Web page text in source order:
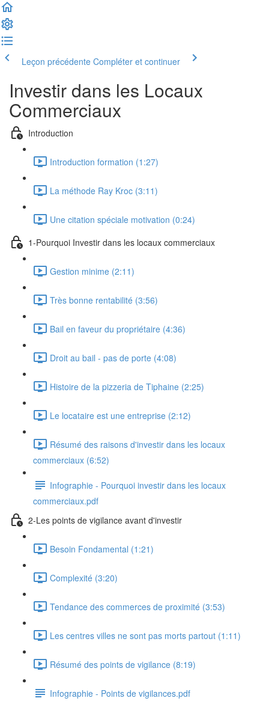
Leçon précédente Compléter et continuer
Investir dans les Locaux
Commerciaux
Introduction
Introduction formation (1:27)
La méthode Ray Kroc (3:11)
Une citation spéciale motivation (0:24)
1-Pourquoi Investir dans les locaux commerciaux
Gestion minime (2:11)
Très bonne rentabilité (3:56)
Bail en faveur du propriétaire (4:36)
Droit au bail - pas de porte (4:08)
Histoire de la pizzeria de Tiphaine (2:25)
Le locataire est une entreprise (2:12)
Résumé des raisons d'investir dans les locaux
commerciaux (6:52)
Infographie - Pourquoi investir dans les locaux
commerciaux.pdf
2-Les points de vigilance avant d'investir
Besoin Fondamental (1:21)
Complexité (3:20)
Tendance des commerces de proximité (3:53)
Les centres villes ne sont pas morts partout (1:11)
Résumé des points de vigilance (8:19)
Infographie - Points de vigilances.pdf